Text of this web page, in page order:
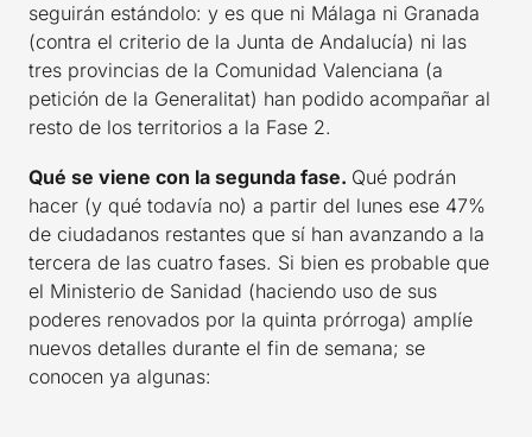
seguirán estándolo: y es que ni Málaga ni Granada
(contra el criterio de la Junta de Andalucía) ni las
tres provincias de la Comunidad Valenciana (a
petición de la Generalitat) han podido acompañar al
resto de los territorios a la Fase 2.
Qué se viene con la segunda fase. Qué podrán
hacer (y qué todavía no) a partir del lunes ese 47%
de ciudadanos restantes que sí han avanzando a la
tercera de las cuatro fases. Si bien es probable que
el Ministerio de Sanidad (haciendo uso de sus
poderes renovados por la quinta prórroga) amplíe
nuevos detalles durante el fin de semana; se
conocen ya algunas: